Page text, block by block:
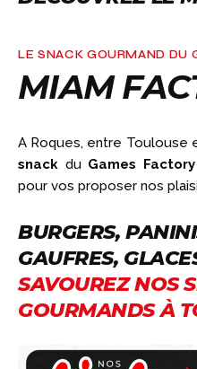
LE SNACK GOURMAND DU
MIAM
A Roques, entre Toulouse
snack du Games
pour vos proposer nos
BURGERS,
GAUFRES,
SAVOUREZ NOS
GOURMANDS À